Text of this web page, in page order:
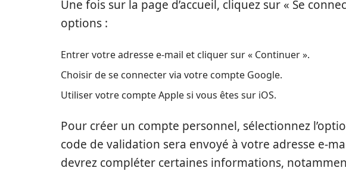
Une fois sur la page d’accueil, cliquez sur « Se
options :
Entrer votre adresse e-mail et cliquer sur « Continuer ».
Choisir de se connecter via votre compte Google.
Utiliser votre compte Apple si vous êtes sur iOS.
Pour créer un compte personnel, sélectionnez
code de validation sera envoyé à votre adresse e-
devrez compléter certaines informations,